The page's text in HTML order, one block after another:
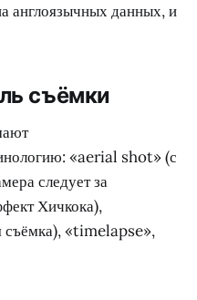
англоязычных данных, и
съёмки
«aerial shot» (с
следует за
Хичкока),
«timelapse»,